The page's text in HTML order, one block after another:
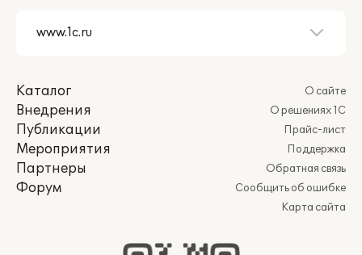
Каталог
Внедрения
Публикации
Мероприятия
Партнеры
Форум
О сайте
О решениях 1С
Прайс-лист
Поддержка
Обратная связь
Сообщить об ошибке
Карта сайта